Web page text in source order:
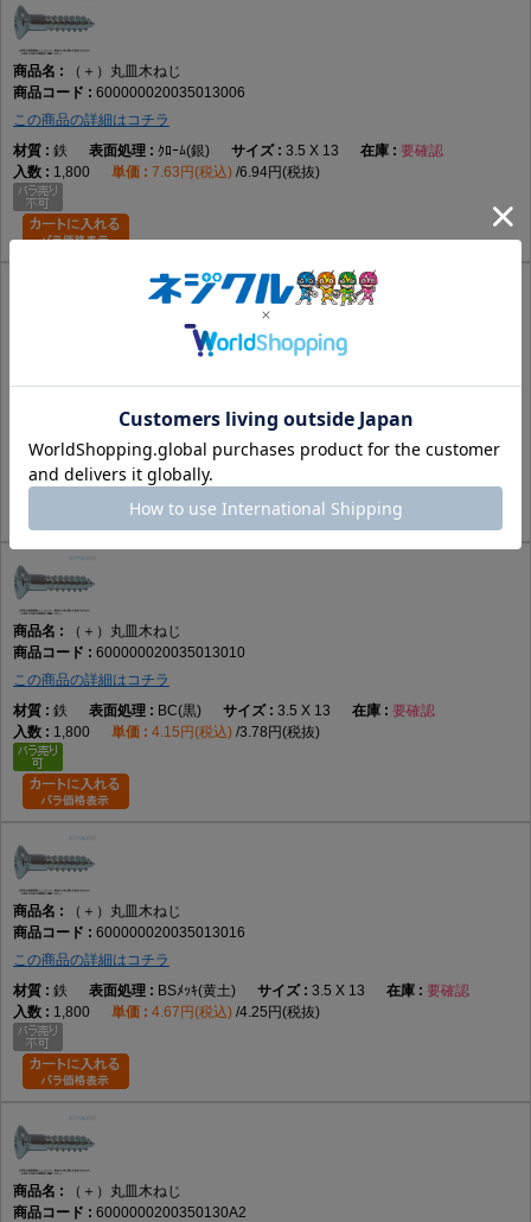
（＋）丸皿木ねじ
600000020035013006
この商品の詳細はコチラ
鉄
ｸﾛｰﾑ(銀) 3.5 X 13
要確認
1,800
7.63円(税込) 6.94円(税抜)
GB(茶) 3.5 X 13
要確認
1,800
4.89円(税込) 4.45円(税抜)
（＋）丸皿木ねじ
600000020035013010
この商品の詳細はコチラ
鉄
BC(黒) 3.5 X 13
要確認
1,800
4.15円(税込) 3.78円(税抜)
（＋）丸皿木ねじ
600000020035013016
この商品の詳細はコチラ
鉄
BSﾒｯｷ(黄土) 3.5 X 13
要確認
1,800
4.67円(税込) 4.25円(税抜)
（＋）丸皿木ねじ
6000000200350130A2